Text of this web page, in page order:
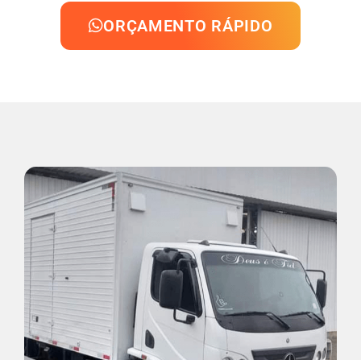
ORÇAMENTO RÁPIDO